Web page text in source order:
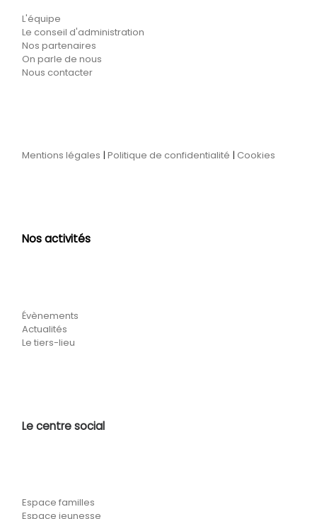
L'équipe
Le conseil d'administration
Nos partenaires
On parle de nous
Nous contacter
Mentions légales |Politique de confidentialité |Cookies
Nos activités
Évènements
Actualités
Le tiers-lieu
Le centre social
Espace familles
Espace jeunesse